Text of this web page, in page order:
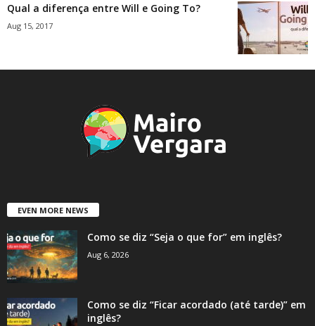
Qual a diferença entre Will e Going To?
Aug 15, 2017
EVEN MORE NEWS
Como se diz “Seja o que for” em inglês?
Aug 6, 2026
Como se diz “Ficar acordado (até tarde)” em
inglês?